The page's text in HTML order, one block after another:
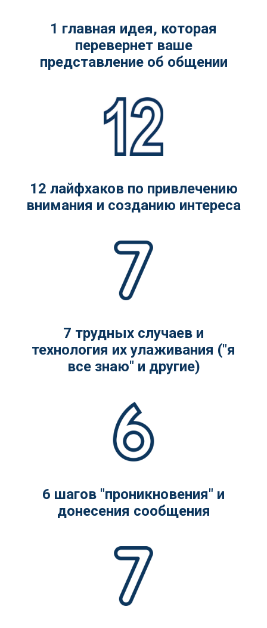
1 главная идея, которая
перевернет ваше
представление об общении
12 лайфхаков по привлечению
внимания и созданию интереса
7 трудных случаев и
технология их улаживания ("я
все знаю" и другие)
6 шагов "проникновения" и
донесения сообщения